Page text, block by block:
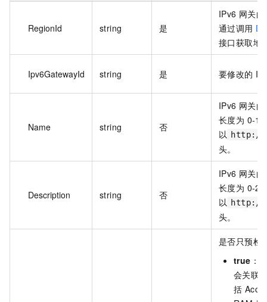
RegionId string 是
IPv6 网关
通过调用
接口获取地
Ipv6GatewayId string 是 要修改的
Name string 否
IPv6 网关
长度为 0-
以 http://
头。
Description string 否
IPv6 网关
长度为 0-
以 http://
头。
是否只预检
true ：
会关联
括